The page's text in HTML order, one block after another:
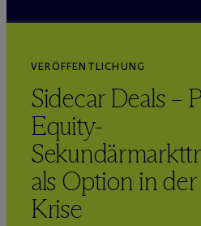
VERÖFFENTLICHUNG
Sidecar Deals –
Equity-
als Option in
Krise